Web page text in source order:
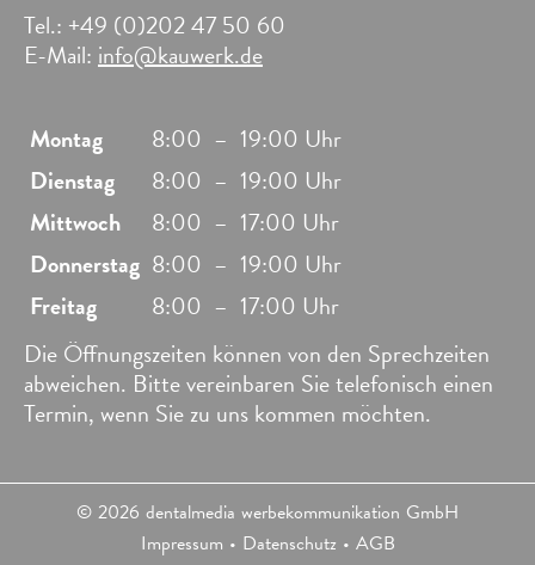
Tel.: +49 (0)202 47 50 60
E-Mail: info@kauwerk.de
Montag 8:00 – 19:00 Uhr
Dienstag
8:00 – 19:00 Uhr
Mittwoch
8:00 – 17:00 Uhr
Donnerstag 8:00 – 19:00 Uhr
Freitag
8:00 – 17:00 Uhr
Die Öffnungszeiten können von den Sprechzeiten
abweichen. Bitte vereinbaren Sie telefonisch einen
Termin, wenn Sie zu uns kommen möchten.
© 2026 dentalmedia werbekommunikation GmbH
Impressum • Datenschutz • AGB